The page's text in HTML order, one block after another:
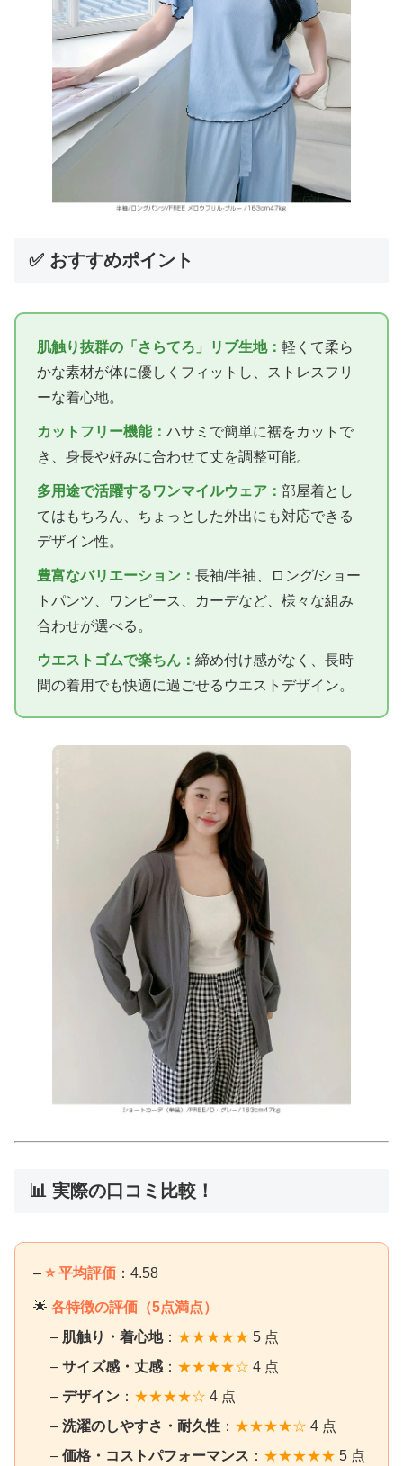
✅ おすすめポイント
肌触り抜群の「さらてろ」リブ生地：軽くて柔ら
かな素材が体に優しくフィットし、ストレスフリ
ーな着心地。
カットフリー機能：ハサミで簡単に裾をカットで
き、身長や好みに合わせて丈を調整可能。
多用途で活躍するワンマイルウェア：部屋着とし
てはもちろん、ちょっとした外出にも対応できる
デザイン性。
豊富なバリエーション：長袖/半袖、ロング/ショー
トパンツ、ワンピース、カーデなど、様々な組み
合わせが選べる。
ウエストゴムで楽ちん：締め付け感がなく、長時
間の着用でも快適に過ごせるウエストデザイン。
📊 実際の口コミ比較！
– ⭐ 平均評価 ：4.58
🌟 各特徴の評価（5点満点）
– 肌触り・着心地： ★★★★★ 5 点
–サイズ感・丈感 ： ★★★★☆ 4 点
– デザイン ： ★★★★☆ 4 点
–洗濯のしやすさ・耐久性 ： ★★★★☆ 4 点
–価格・コストパフォーマンス ： ★★★★★ 5 点